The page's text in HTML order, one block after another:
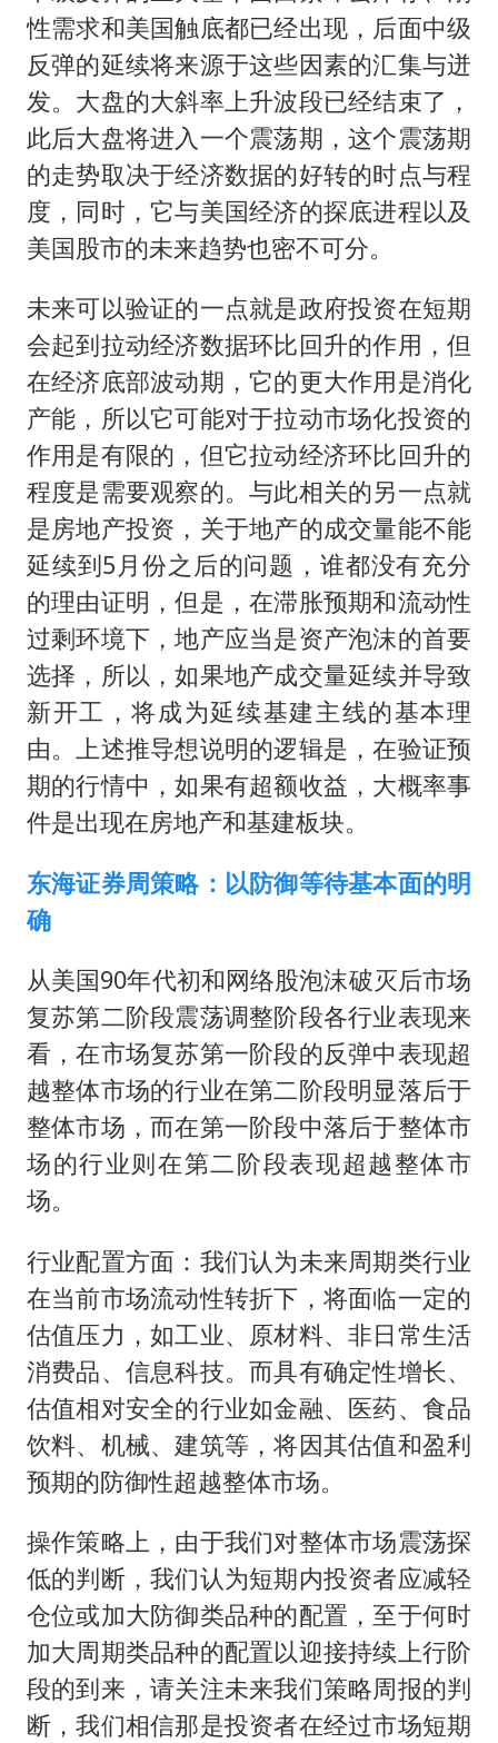
性需求和美国触底都已经出现，后面中级
反弹的延续将来源于这些因素的汇集与迸
发。大盘的大斜率上升波段已经结束了，
此后大盘将进入一个震荡期，这个震荡期
的走势取决于经济数据的好转的时点与程
度，同时，它与美国经济的探底进程以及
美国股市的未来趋势也密不可分。
未来可以验证的一点就是政府投资在短期
会起到拉动经济数据环比回升的作用，但
在经济底部波动期，它的更大作用是消化
产能，所以它可能对于拉动市场化投资的
作用是有限的，但它拉动经济环比回升的
程度是需要观察的。与此相关的另一点就
是房地产投资，关于地产的成交量能不能
延续到5月份之后的问题，谁都没有充分
的理由证明，但是，在滞胀预期和流动性
过剩环境下，地产应当是资产泡沫的首要
选择，所以，如果地产成交量延续并导致
新开工，将成为延续基建主线的基本理
由。上述推导想说明的逻辑是，在验证预
期的行情中，如果有超额收益，大概率事
件是出现在房地产和基建板块。
东海证券周策略：以防御等待基本面的明
确
从美国90年代初和网络股泡沫破灭后市场
复苏第二阶段震荡调整阶段各行业表现来
看，在市场复苏第一阶段的反弹中表现超
越整体市场的行业在第二阶段明显落后于
整体市场，而在第一阶段中落后于整体市
场的行业则在第二阶段表现超越整体市
场。
行业配置方面：我们认为未来周期类行业
在当前市场流动性转折下，将面临一定的
估值压力，如工业、原材料、非日常生活
消费品、信息科技。而具有确定性增长、
估值相对安全的行业如金融、医药、食品
饮料、机械、建筑等，将因其估值和盈利
预期的防御性超越整体市场。
操作策略上，由于我们对整体市场震荡探
低的判断，我们认为短期内投资者应减轻
仓位或加大防御类品种的配置，至于何时
加大周期类品种的配置以迎接持续上行阶
段的到来，请关注未来我们策略周报的判
断，我们相信那是投资者在经过市场短期